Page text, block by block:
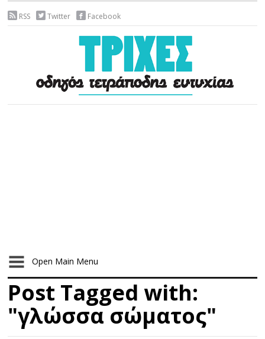
RSS Twitter Facebook
Open Main Menu
Post Tagged with:
"γλώσσα σώματος"